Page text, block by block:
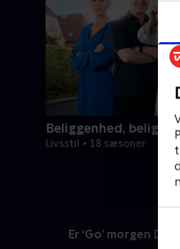
Beliggenhed,
Livsstil • 18 sæsoner
Er ‘Go’ morgen